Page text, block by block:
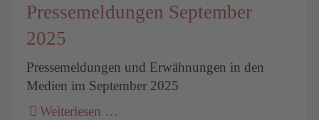
Pressemeldungen September
2025
Pressemeldungen und Erwähnungen in den
Medien im September 2025
Weiterlesen …